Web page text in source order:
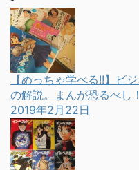
【めっちゃ学べる!!】ビ
の解説。まんが恐るべし
2019年2月22日